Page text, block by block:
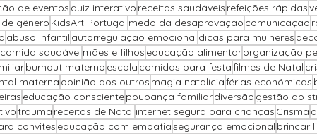
de eventos quiz interativo receitas saudáveis refeições rápidas
gênero KidsArt Portugal medo da desaprovação comunicação
abuso infantil autorregulação emocional dicas para mulheres
comida saudável mães e filhos educação alimentarorganização
burnout materno escola comidas para festafilmes de Natal
materna opinião dos outros magia natalíciaférias económicas
educação conscientepoupança familiardiversão gestão do
trauma receitas de Natal internet segura para crianças Crisma
convites educação com empatiasegurança emocional brincar